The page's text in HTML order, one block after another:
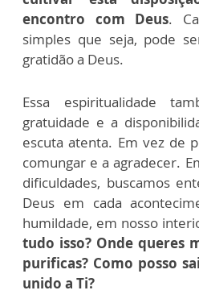
encontro com Deus.
simples que seja, pode
gratidão a Deus.
Essa espiritualidade
gratuidade e a
escuta atenta. Em vez de
comungar e a agradecer.
dificuldades, buscamos
Deus em cada
humildade, em nosso
tudo isso? Onde queres
purificas? Como posso
unido a Ti?